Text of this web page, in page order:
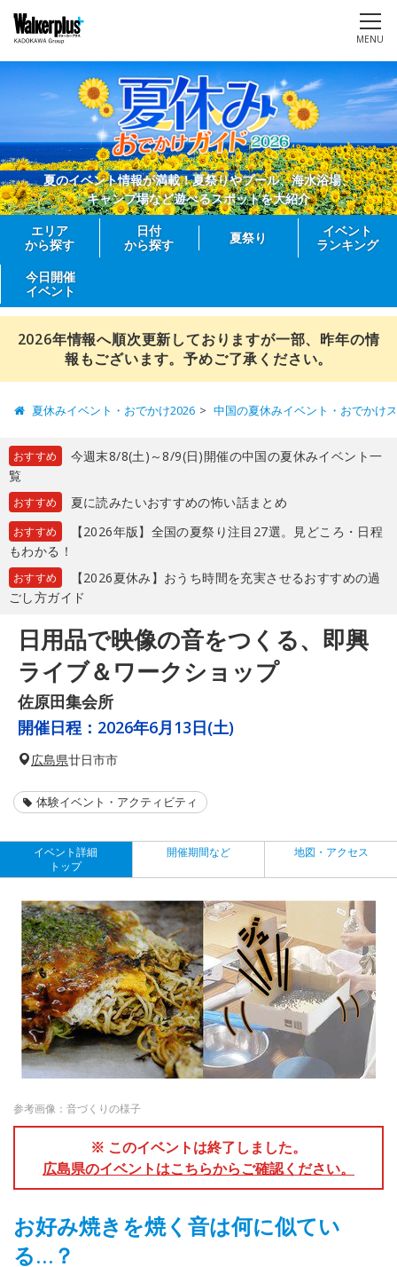
MENU
夏のイベント情報が満載！夏祭りやプール、海水浴場、
キャンプ場など遊べるスポットを大紹介
エリア
から探す
日付
から探す
夏祭り
イベント
ランキング
今日開催
イベント
2026年情報へ順次更新しておりますが一部、昨年の情
報もございます。予めご了承ください。
夏休みイベント・おでかけ2026 中国の夏休みイベント・おでかけ
おすすめ
今週末8/8(土)～8/9(日)開催の中国の夏休みイベント一
覧
おすすめ 夏に読みたいおすすめの怖い話まとめ
おすすめ
【2026年版】全国の夏祭り注目27選。見どころ・日程
もわかる！
おすすめ
【2026夏休み】おうち時間を充実させるおすすめの過
ごし方ガイド
日用品で映像の音をつくる、即興
ライブ＆ワークショップ
佐原田集会所
開催日程： 2026年6月13日(土)
広島県廿日市市
体験イベント・アクティビティ
イベント詳細
トップ
開催期間など 地図・アクセス
参考画像：音づくりの様子
※ このイベントは終了しました。
広島県のイベントはこちらからご確認ください。
お好み焼きを焼く音は何に似てい
る…？